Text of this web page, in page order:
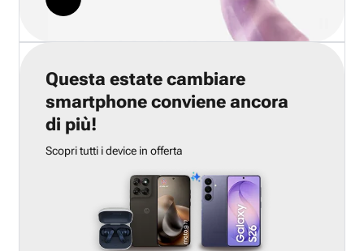
Questa estate cambiare
smartphone conviene ancora
di più!
Scopri tutti i device in offerta